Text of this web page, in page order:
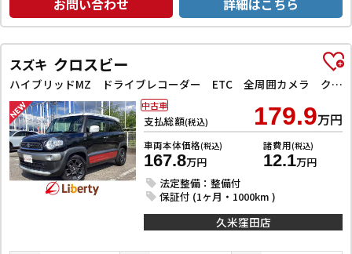
お問い合わせ 詳細はこちら
スズキ クロスビー
ハイブリッドMZ ドライブレコーダー ETC 全周囲カメラ クリアランスソナー オートクルーズコントロール レーンアシスト 衝突被害軽減システム ナビ TV オートライト LEDヘッドランプ アルミホイール
支払総額(税込) 179.9万円
車両本体価格(税込)
167.8万円
諸費用(税込)
12.1万円
法定整備：整備付
保証付 (1ヶ月・1000km )
中古車
久米窪田店